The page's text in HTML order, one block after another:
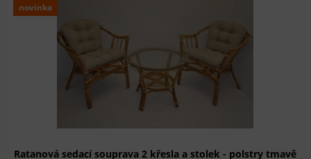
novinka
Ratanová sedací souprava 2 křesla a stolek - polstry tmavě